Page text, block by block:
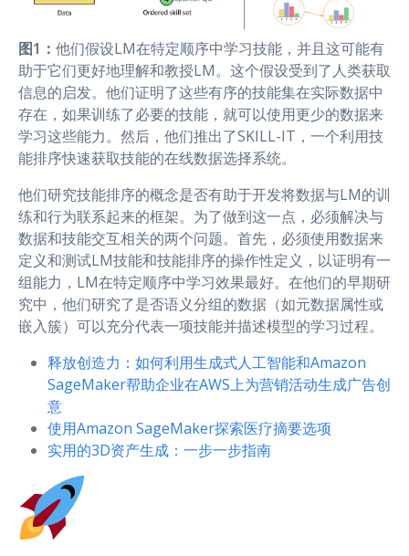
图1： 他们假设LM在特定顺序中学习技能，并且这可能有
助于它们更好地理解和教授LM。这个假设受到了人类获取
信息的启发。他们证明了这些有序的技能集在实际数据中
存在，如果训练了必要的技能，就可以使用更少的数据来
学习这些能力。然后，他们推出了SKILL-IT，一个利用技
能排序快速获取技能的在线数据选择系统。
他们研究技能排序的概念是否有助于开发将数据与LM的训
练和行为联系起来的框架。为了做到这一点，必须解决与
数据和技能交互相关的两个问题。首先，必须使用数据来
定义和测试LM技能和技能排序的操作性定义，以证明有一
组能力，LM在特定顺序中学习效果最好。在他们的早期研
究中，他们研究了是否语义分组的数据（如元数据属性或
嵌入簇）可以充分代表一项技能并描述模型的学习过程。
释放创造力：如何利用生成式人工智能和Amazon
SageMaker帮助企业在AWS上为营销活动生成广告创
意
使用Amazon SageMaker探索医疗摘要选项
实用的3D资产生成：一步一步指南